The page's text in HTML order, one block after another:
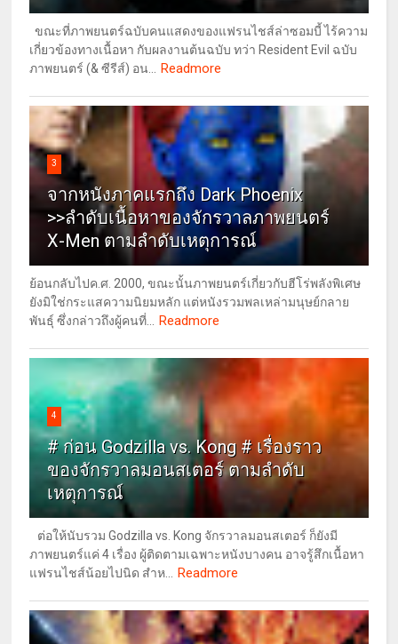
ขณะที่ภาพยนตร์ฉบับคนแสดงของแฟรนไชส์ล่าซอมบี้ ไร้ความ
เกี่ยวข้องทางเนื้อหา กับผลงานต้นฉบับ ทว่า Resident Evil ฉบับ
ภาพยนตร์ (& ซีรีส์) อน...
Readmore
3
จากหนังภาคแรกถึง Dark Phoenix
>>ลำดับเนื้อหาของจักรวาลภาพยนตร์
X-Men ตามลำดับเหตุการณ์
ย้อนกลับไปค.ศ. 2000, ขณะนั้นภาพยนตร์เกี่ยวกับฮีโร่พลังพิเศษ
ยังมิใช่กระแสความนิยมหลัก แต่หนังรวมพลเหล่ามนุษย์กลาย
พันธุ์ ซึ่งกล่าวถึงผู้คนที่...
Readmore
4
# ก่อน Godzilla vs. Kong # เรื่องราว
ของจักรวาลมอนสเตอร์ ตามลำดับ
เหตุการณ์
ต่อให้นับรวม Godzilla vs. Kong จักรวาลมอนสเตอร์ ก็ยังมี
ภาพยนตร์แค่ 4 เรื่อง ผู้ติดตามเฉพาะหนังบางคน อาจรู้สึกเนื้อหา
แฟรนไชส์น้อยไปนิด สำห...
Readmore